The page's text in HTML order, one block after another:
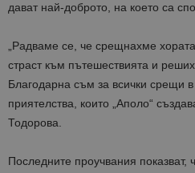
дават най-доброто, на което са
„Радваме се, че срещнахме
страст към пътешествията и
Благодарна съм за всички срещи
приятелства, които „Аполо“
Тодорова.
Последните проучвания показват,